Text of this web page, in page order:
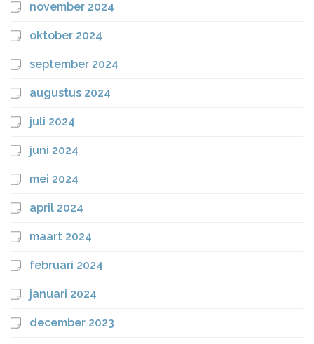
november 2024
oktober 2024
september 2024
augustus 2024
juli 2024
juni 2024
mei 2024
april 2024
maart 2024
februari 2024
januari 2024
december 2023